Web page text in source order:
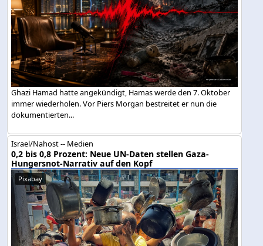
Ghazi Hamad hatte angekündigt, Hamas werde den 7. Oktober
immer wiederholen. Vor Piers Morgan bestreitet er nun die
dokumentierten...
Israel/Nahost -- Medien
0,2 bis 0,8 Prozent: Neue UN-Daten stellen Gaza-
Hungersnot-Narrativ auf den Kopf
Pixabay